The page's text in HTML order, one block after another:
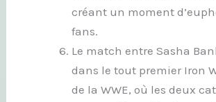
créant un moment
fans.
Le match entre Sasha
dans le tout premier Iron
de la WWE, où les deux